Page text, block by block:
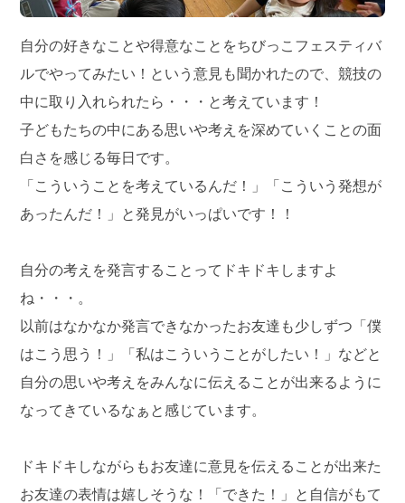
自分の好きなことや得意なことをちびっこフェスティバ
ルでやってみたい！という意見も聞かれたので、競技の
中に取り入れられたら・・・と考えています！
子どもたちの中にある思いや考えを深めていくことの面
白さを感じる毎日です。
「こういうことを考えているんだ！」「こういう発想が
あったんだ！」と発見がいっぱいです！！
自分の考えを発言することってドキドキしますよ
ね・・・。
以前はなかなか発言できなかったお友達も少しずつ「僕
はこう思う！」「私はこういうことがしたい！」などと
自分の思いや考えをみんなに伝えることが出来るように
なってきているなぁと感じています。
ドキドキしながらもお友達に意見を伝えることが出来た
お友達の表情は嬉しそうな！「できた！」と自信がもて